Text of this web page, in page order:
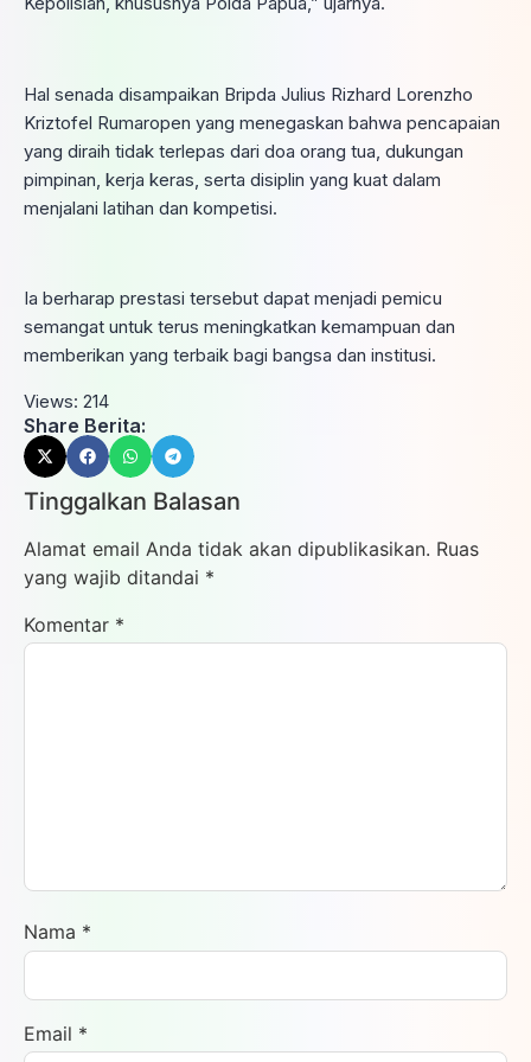
Hal senada disampaikan Bripda Julius Rizhard Lorenzho
Kriztofel Rumaropen yang menegaskan bahwa pencapaian
yang diraih tidak terlepas dari doa orang tua, dukungan
pimpinan, kerja keras, serta disiplin yang kuat dalam
menjalani latihan dan kompetisi.
Ia berharap prestasi tersebut dapat menjadi pemicu
semangat untuk terus meningkatkan kemampuan dan
memberikan yang terbaik bagi bangsa dan institusi.
Views: 214
Share Berita:
Tinggalkan Balasan
Alamat email Anda tidak akan dipublikasikan. Ruas
yang wajib ditandai *
Komentar *
Nama *
Email *